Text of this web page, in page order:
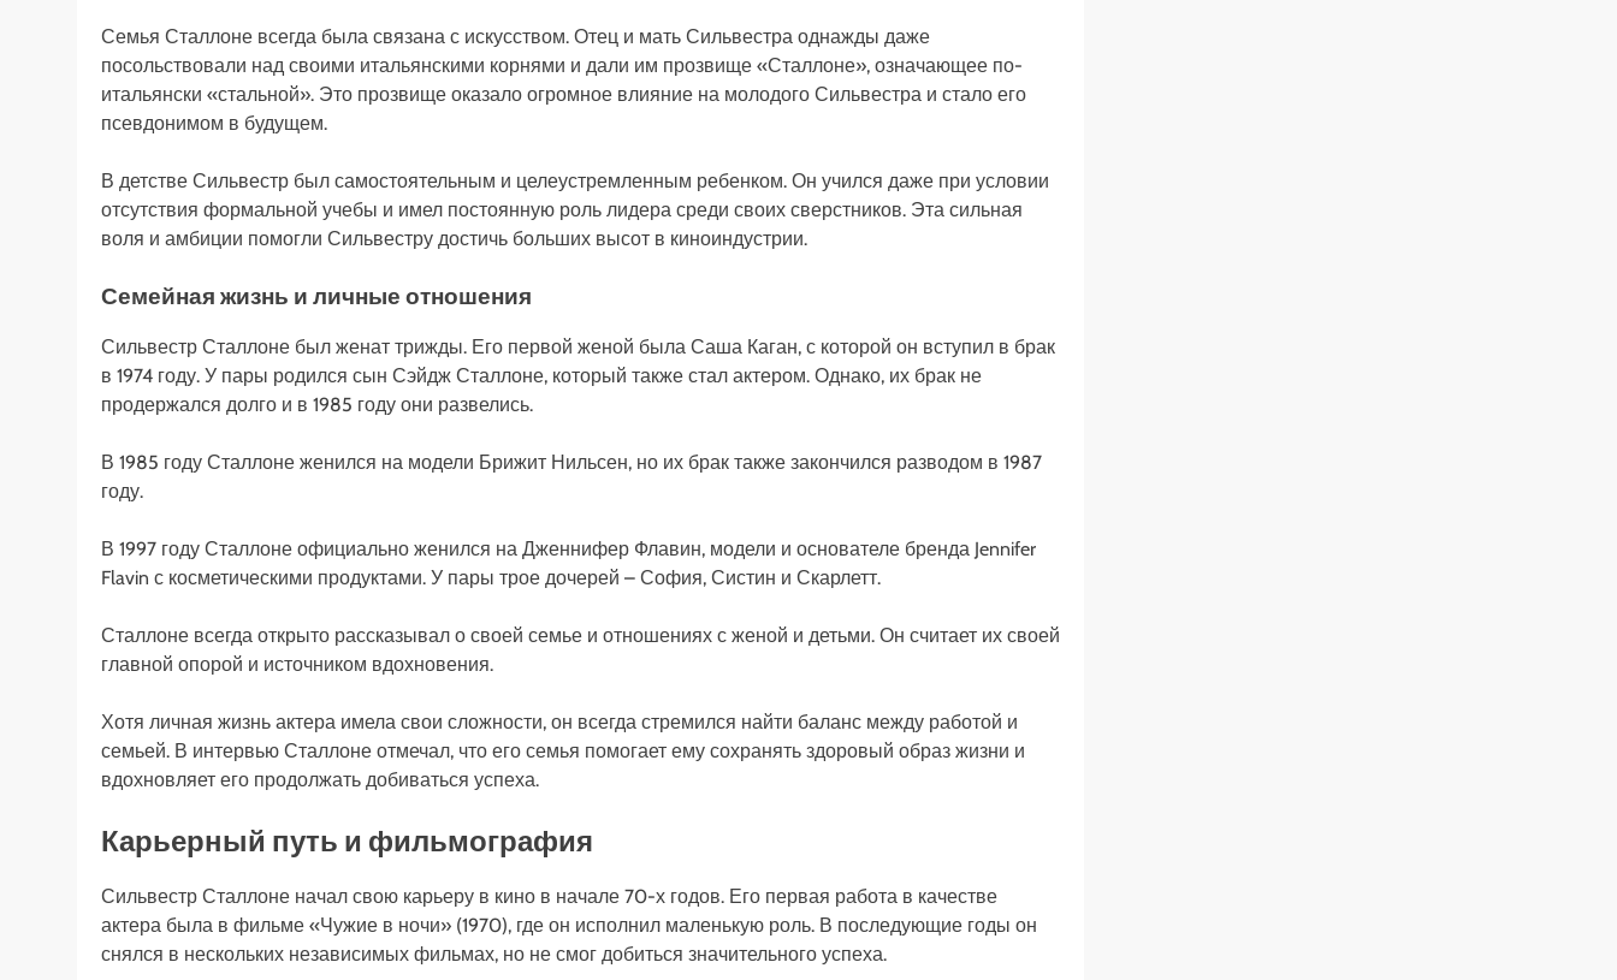
Семья Сталлоне всегда была связана с искусством. Отец и мать Сильвестра однажды даже
посольствовали над своими итальянскими корнями и дали им прозвище «Сталлоне», означающее по-
итальянски «стальной». Это прозвище оказало огромное влияние на молодого Сильвестра и стало его
псевдонимом в будущем.
В детстве Сильвестр был самостоятельным и целеустремленным ребенком. Он учился даже при условии
отсутствия формальной учебы и имел постоянную роль лидера среди своих сверстников. Эта сильная
воля и амбиции помогли Сильвестру достичь больших высот в киноиндустрии.
Семейная жизнь и личные отношения
Сильвестр Сталлоне был женат трижды. Его первой женой была Саша Каган, с которой он вступил в брак
в 1974 году. У пары родился сын Сэйдж Сталлоне, который также стал актером. Однако, их брак не
продержался долго и в 1985 году они развелись.
В 1985 году Сталлоне женился на модели Брижит Нильсен, но их брак также закончился разводом в 1987
году.
В 1997 году Сталлоне официально женился на Дженнифер Флавин, модели и основателе бренда Jennifer
Flavin с косметическими продуктами. У пары трое дочерей – София, Систин и Скарлетт.
Сталлоне всегда открыто рассказывал о своей семье и отношениях с женой и детьми. Он считает их своей
главной опорой и источником вдохновения.
Хотя личная жизнь актера имела свои сложности, он всегда стремился найти баланс между работой и
семьей. В интервью Сталлоне отмечал, что его семья помогает ему сохранять здоровый образ жизни и
вдохновляет его продолжать добиваться успеха.
Карьерный путь и фильмография
Сильвестр Сталлоне начал свою карьеру в кино в начале 70-х годов. Его первая работа в качестве
актера была в фильме «Чужие в ночи» (1970), где он исполнил маленькую роль. В последующие годы он
снялся в нескольких независимых фильмах, но не смог добиться значительного успеха.